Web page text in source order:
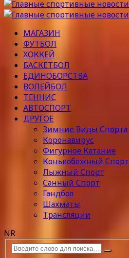
МАГАЗИН
ФУТБОЛ
ХОККЕЙ
БАСКЕТБОЛ
ЕДИНОБОРСТВА
ВОЛЕЙБОЛ
ТЕННИС
АВТОСПОРТ
ДРУГОЕ
Зимние Виды Спорта
Коронавирус
Фигурное Катание
Конькобежный Спорт
Лыжный Спорт
Санный Спорт
Гандбол
Шахматы
Трансляции
NR